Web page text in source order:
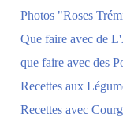
Photos "Roses
Que faire avec de
que faire avec des
Recettes aux
Recettes avec